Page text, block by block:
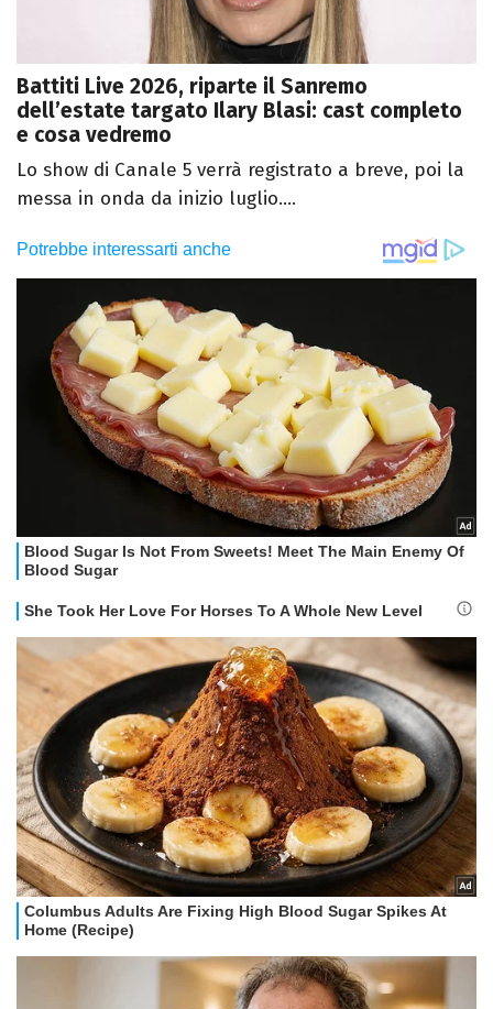
Battiti Live 2026, riparte il Sanremo
dell’estate targato Ilary Blasi: cast completo
e cosa vedremo
Lo show di Canale 5 verrà registrato a breve, poi la
messa in onda da inizio luglio....